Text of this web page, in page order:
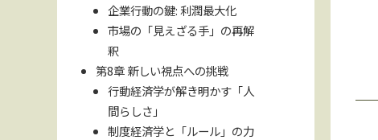
企業行動の鍵: 利潤最大化
市場の「見えざる手」の再解
釈
第8章 新しい視点への挑戦
行動経済学が解き明かす「人
間らしさ」
制度経済学と「ルール」の力